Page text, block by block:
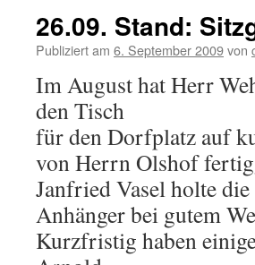
26.09. Stand:
Publiziert am 6. September 2009von
Im August hat Herr
den Tisch
für den Dorfplatz auf
von Herrn Olshof
Janfried Vasel holte
Anhänger bei gutem
Kurzfristig haben